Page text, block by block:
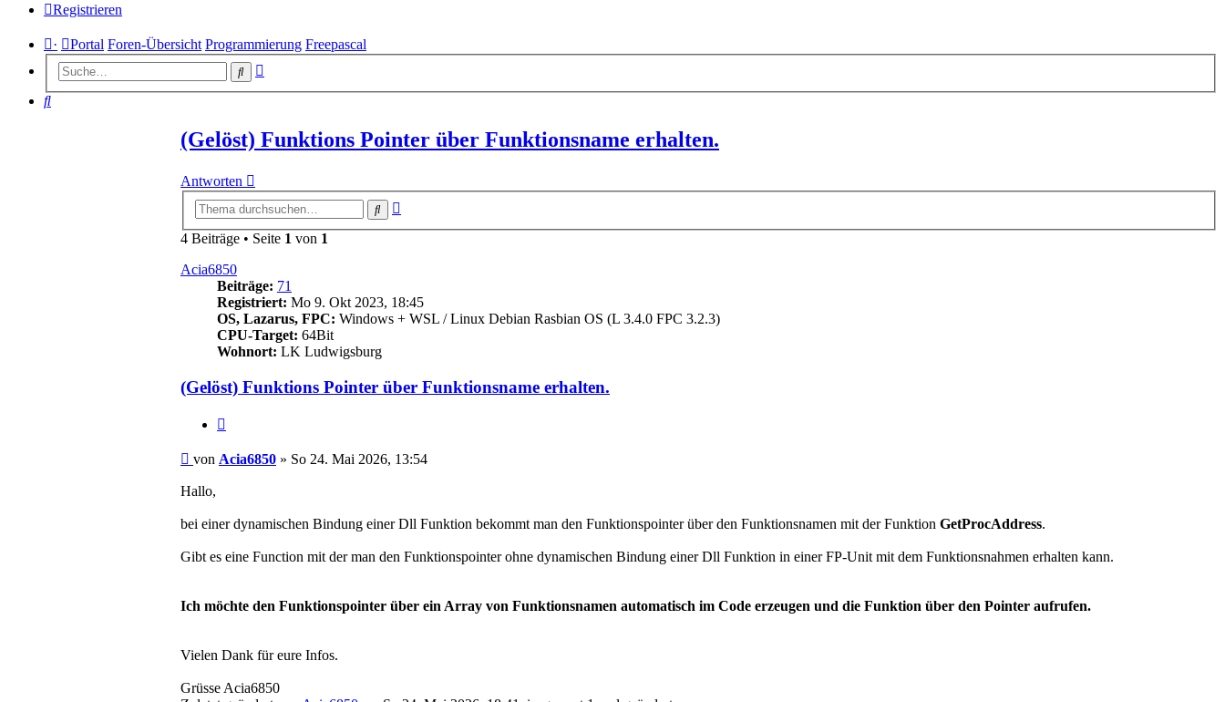
Registrieren
· Portal Foren-Übersicht Programmierung Freepascal
Suche
Suche
(Gelöst) Funktions Pointer über Funktionsname erhalten.
Antworten
Suche
4 Beiträge • Seite 1 von 1
Acia6850
Beiträge: 71
Registriert: Mo 9. Okt 2023, 18:45
OS, Lazarus, FPC: Windows + WSL / Linux Debian Rasbian OS (L 3.4.0 FPC 3.2.3)
CPU-Target: 64Bit
Wohnort: LK Ludwigsburg
(Gelöst) Funktions Pointer über Funktionsname erhalten.
Beitrag
von Acia6850 » So 24. Mai 2026, 13:54
Hallo,
bei einer dynamischen Bindung einer Dll Funktion bekommt man den Funktionspointer über den Funktionsnamen mit der Funktion GetProcAddress.
Gibt es eine Function mit der man den Funktionspointer ohne dynamischen Bindung einer Dll Funktion in einer FP-Unit mit dem Funktionsnahmen erhalten kann.
Ich möchte den Funktionspointer über ein Array von Funktionsnamen automatisch im Code erzeugen und die Funktion über den Pointer aufrufen.
Vielen Dank für eure Infos.
Grüsse Acia6850